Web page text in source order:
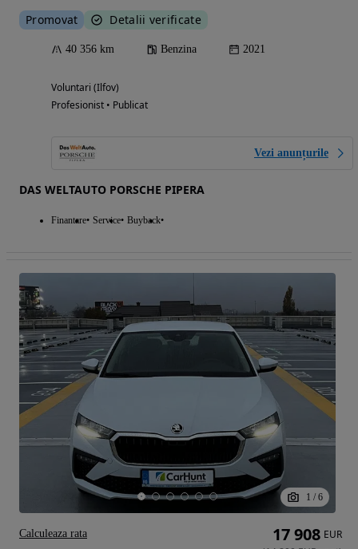
Promovat Detalii verificate
40 356 km Benzina 2021
Voluntari (Ilfov)
Profesionist • Publicat
Vezi anunțurile
DAS WELTAUTO PORSCHE PIPERA
Finantare Service Buyback
1 / 6
17 908 EUR
Calculeaza rata